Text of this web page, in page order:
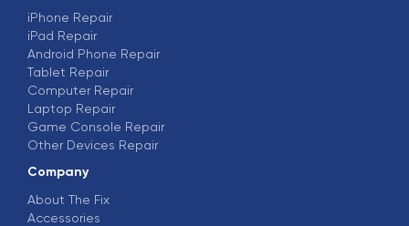
iPhone Repair
iPad Repair
Android Phone Repair
Tablet Repair
Computer Repair
Laptop Repair
Game Console Repair
Other Devices Repair
Company
About The Fix
Accessories